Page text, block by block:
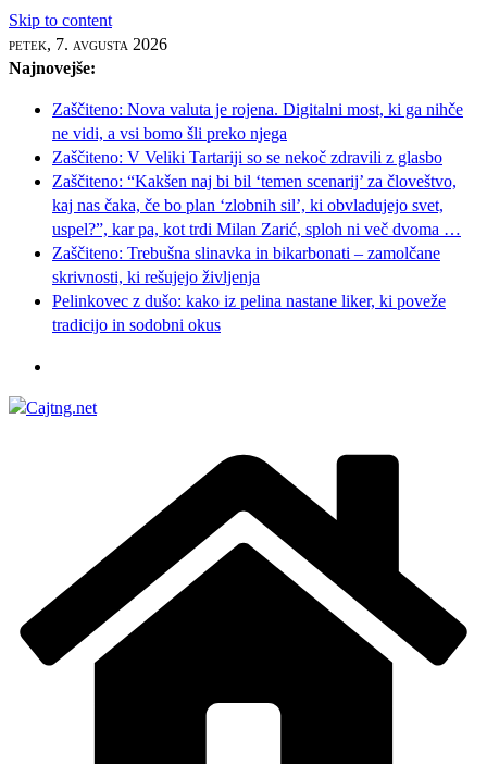
Skip to content
petek, 7. avgusta 2026
Najnovejše:
Zaščiteno: Nova valuta je rojena. Digitalni most, ki ga nihče
ne vidi, a vsi bomo šli preko njega
Zaščiteno: V Veliki Tartariji so se nekoč zdravili z glasbo
Zaščiteno: “Kakšen naj bi bil ‘temen scenarij’ za človeštvo,
kaj nas čaka, če bo plan ‘zlobnih sil’, ki obvladujejo svet,
uspel?”, kar pa, kot trdi Milan Zarić, sploh ni več dvoma …
Zaščiteno: Trebušna slinavka in bikarbonati – zamolčane
skrivnosti, ki rešujejo življenja
Pelinkovec z dušo: kako iz pelina nastane liker, ki poveže
tradicijo in sodobni okus